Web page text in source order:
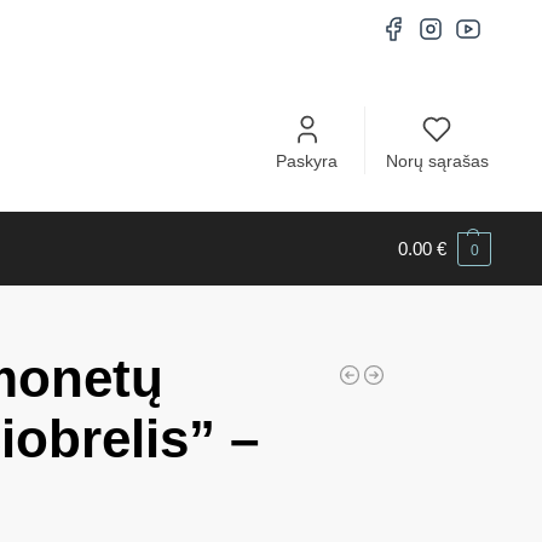
Paskyra Norų sąrašas
0.00€ 0
–